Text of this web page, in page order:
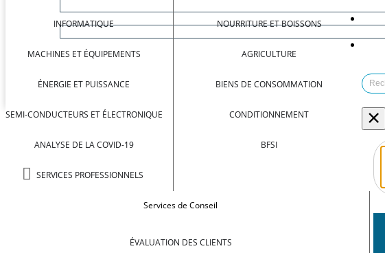
INFORMATIQUE
MACHINES ET ÉQUIPEMENTS
ÉNERGIE ET PUISSANCE
SEMI-CONDUCTEURS ET ÉLECTRONIQUE
ANALYSE DE LA COVID-19
SERVICES PROFESSIONNELS
NOURRITURE ET BOISSONS
AGRICULTURE
BIENS DE CONSOMMATION
CONDITIONNEMENT
BFSI
Services de Conseil
ÉVALUATION DES CLIENTS
×